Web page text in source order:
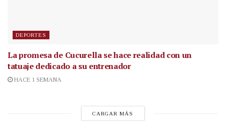
DEPORTES
La promesa de Cucurella se hace realidad con un
tatuaje dedicado a su entrenador
HACE 1 SEMANA
CARGAR MÁS